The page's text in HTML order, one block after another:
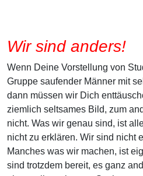
Wir sind anders!
Wenn Deine Vorstellung von
Gruppe saufender Männer mit
dann müssen wir Dich
ziemlich seltsames Bild, zum
nicht. Was wir genau sind, ist
nicht zu erklären. Wir sind nicht
Manches was wir machen, ist
sind trotzdem bereit, es ganz